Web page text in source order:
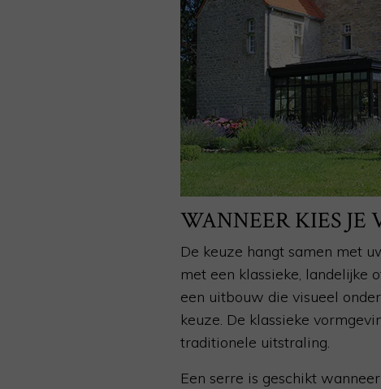
WANNEER KIES JE
De keuze hangt samen met
met een klassieke, landelijke
een uitbouw die visueel
keuze. De klassieke
traditionele uitstraling.
Een serre is geschikt